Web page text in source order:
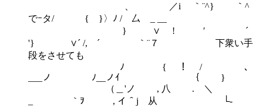
、 ／i ｀¨^} ｀^
でｰタ/ { }〉ﾉ / 厶 _ __
} ∨ ! ′ ´
'} ∨´ /, ´ ｀¨７ 下衆い手
段をさせても
ﾉ { ！ / ､
___ノ ﾉ__ノｲ ｛ }
（＿'ノ , 八 . ＼
_ ｀ｦ , イ＾j 从 └‐